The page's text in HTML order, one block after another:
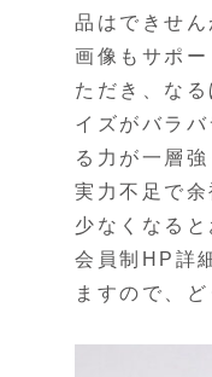
品はできせ
画像もサポ
ただき、な
イズがバラ
る力が一層
実力不足で
少なくなる
会員制HP詳
ますので、